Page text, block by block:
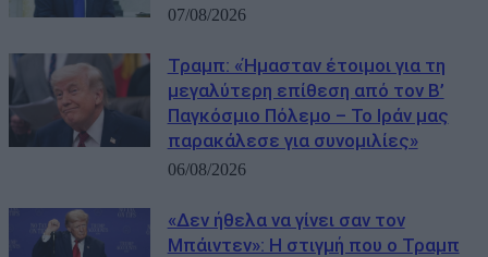
07/08/2026
Τραμπ: «Ήμασταν έτοιμοι για τη
μεγαλύτερη επίθεση από τον Β’
Παγκόσμιο Πόλεμο – Το Ιράν μας
παρακάλεσε για συνομιλίες»
06/08/2026
«Δεν ήθελα να γίνει σαν τον
Μπάιντεν»: Η στιγμή που ο Τραμπ